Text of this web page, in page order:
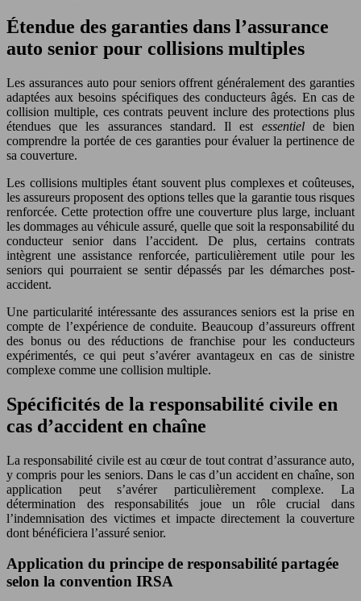
Étendue des garanties dans l’assurance
auto senior pour collisions multiples
Les assurances auto pour seniors offrent généralement des garanties
adaptées aux besoins spécifiques des conducteurs âgés. En cas de
collision multiple, ces contrats peuvent inclure des protections plus
étendues que les assurances standard. Il est essentiel de bien
comprendre la portée de ces garanties pour évaluer la pertinence de
sa couverture.
Les collisions multiples étant souvent plus complexes et coûteuses,
les assureurs proposent des options telles que la garantie tous risques
renforcée. Cette protection offre une couverture plus large, incluant
les dommages au véhicule assuré, quelle que soit la responsabilité du
conducteur senior dans l’accident. De plus, certains contrats
intègrent une assistance renforcée, particulièrement utile pour les
seniors qui pourraient se sentir dépassés par les démarches post-
accident.
Une particularité intéressante des assurances seniors est la prise en
compte de l’expérience de conduite. Beaucoup d’assureurs offrent
des bonus ou des réductions de franchise pour les conducteurs
expérimentés, ce qui peut s’avérer avantageux en cas de sinistre
complexe comme une collision multiple.
Spécificités de la responsabilité civile en
cas d’accident en chaîne
La responsabilité civile est au cœur de tout contrat d’assurance auto,
y compris pour les seniors. Dans le cas d’un accident en chaîne, son
application peut s’avérer particulièrement complexe. La
détermination des responsabilités joue un rôle crucial dans
l’indemnisation des victimes et impacte directement la couverture
dont bénéficiera l’assuré senior.
Application du principe de responsabilité partagée
selon la convention IRSA